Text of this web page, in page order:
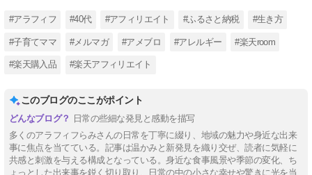
#アラフィフ #40代 #アフィリエイト #ふるさと納税 #生き方
#子育てママ #メルマガ #アメブロ #アレルギー #楽天room
#楽天購入品 #楽天アフィリエイト
このブログのここがポイント
日常の些細な発見と感動を描写
多くのアラフィフらみさんの日常を丁寧に綴り、地域の魅力や身近な出来
事に焦点を当てている。記事は温かみと新発見を織り交ぜ、読者に気軽に
共感と刺激を与える構成となっている。身近な食事風景や季節の変化、ち
ょっとした出来事を鋭く切り取り、日常の中の小さな幸せや驚きに光を当